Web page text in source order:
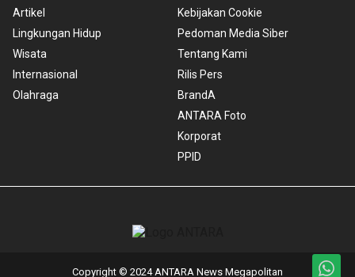
Artikel
Lingkungan Hidup
Wisata
Internasional
Olahraga
Kebijakan Cookie
Pedoman Media Siber
Tentang Kami
Rilis Pers
BrandA
ANTARA Foto
Korporat
PPID
Copyright © 2024 ANTARA News Megapolitan